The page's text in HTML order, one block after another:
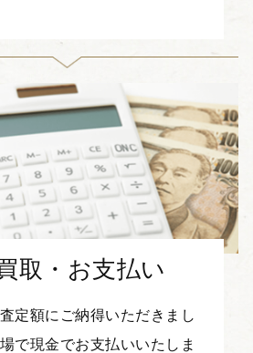
取・お支払い
定額にご納得いただきまし
で現金でお支払いいたしま